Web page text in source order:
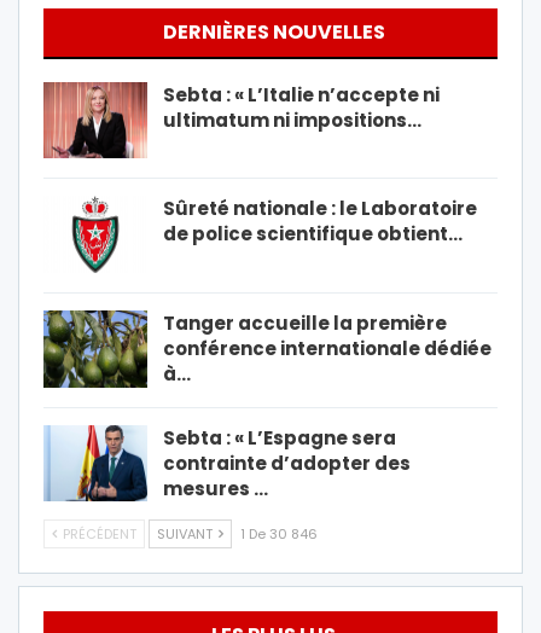
DERNIÈRES NOUVELLES
Sebta : « L’Italie n’accepte ni
ultimatum ni impositions…
Sûreté nationale : le Laboratoire
de police scientifique obtient…
Tanger accueille la première
conférence internationale dédiée
à…
Sebta : « L’Espagne sera
contrainte d’adopter des
mesures …
PRÉCÉDENT SUIVANT 1 De 30 846